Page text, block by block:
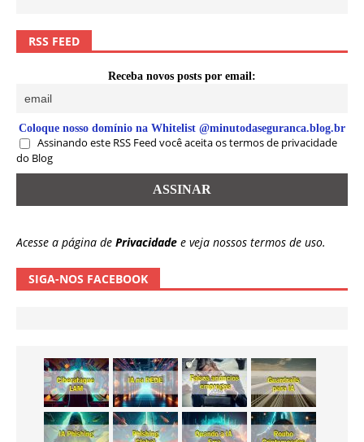
RSS FEED
Receba novos posts por email:
Coloque nosso domínio na Whitelist @minutodaseguranca.blog.br
Assinando este RSS Feed você aceita os termos de privacidade
do Blog
Acesse a página de Privacidade e veja nossos termos de uso.
SIGA-NOS FACEBOOK